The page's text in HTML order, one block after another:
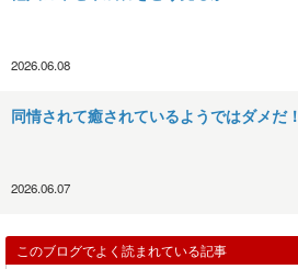
2026.06.08
同情されて癒されているようではダメだ！
2026.06.07
このブログでよく読まれている記事